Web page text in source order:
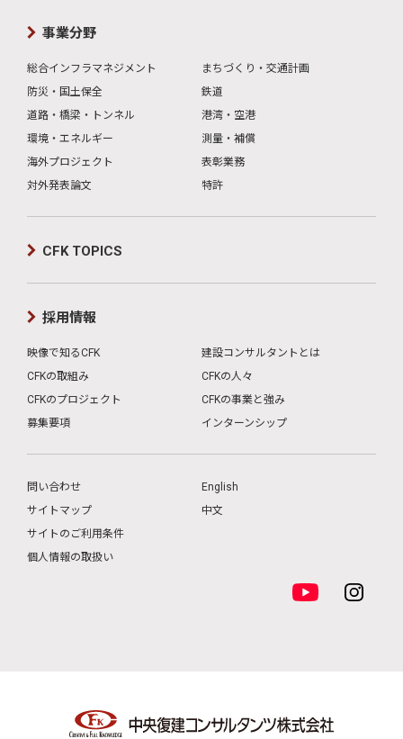
事業分野
総合インフラマネジメント
まちづくり・交通計画
防災・国土保全
鉄道
道路・橋梁・トンネル
港湾・空港
環境・エネルギー
測量・補償
海外プロジェクト
表彰業務
対外発表論文
特許
CFK TOPICS
採用情報
映像で知るCFK
建設コンサルタントとは
CFKの取組み
CFKの人々
CFKのプロジェクト
CFKの事業と強み
募集要項
インターンシップ
問い合わせ
サイトマップ
サイトのご利用条件
個人情報の取扱い
English
中文